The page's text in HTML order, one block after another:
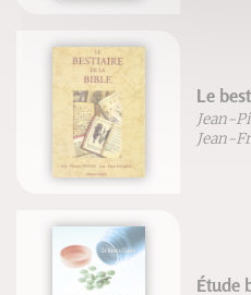
Le
Jean-
Jean-
Étude